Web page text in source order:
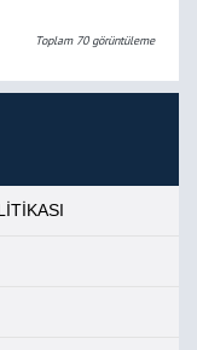
Toplam 70görüntüleme